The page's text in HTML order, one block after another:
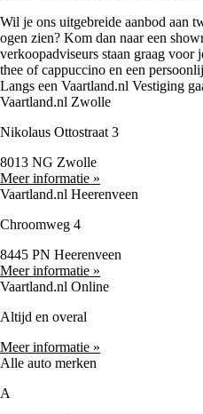
Wil je ons uitgebreide aanbod aan
ogen zien? Kom dan naar een
verkoopadviseurs staan graag voor
thee of cappuccino en een
Langs een Vaartland.nl Vestiging
Vaartland.nl Zwolle
Nikolaus Ottostraat 3
8013 NG Zwolle
Meer informatie »
Vaartland.nl Heerenveen
Chroomweg 4
8445 PN Heerenveen
Meer informatie »
Vaartland.nl Online
Altijd en overal
Meer informatie »
Alle auto merken
A